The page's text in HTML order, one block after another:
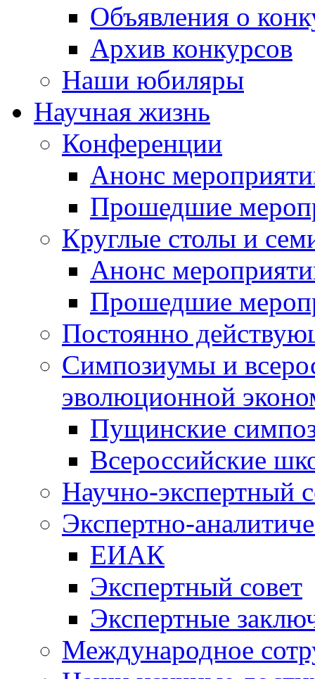
Объявления о
Архив конкурсов
Наши юбиляры
Научная жизнь
Конференции
Анонс
Прошедшие
Круглые столы и
Анонс
Прошедшие
Постоянно
Симпозиумы и
эволюционной
Пущинские
Всероссийские
Научно-экспертный
Экспертно-
ЕИАК
Экспертный совет
Экспертные
Международное